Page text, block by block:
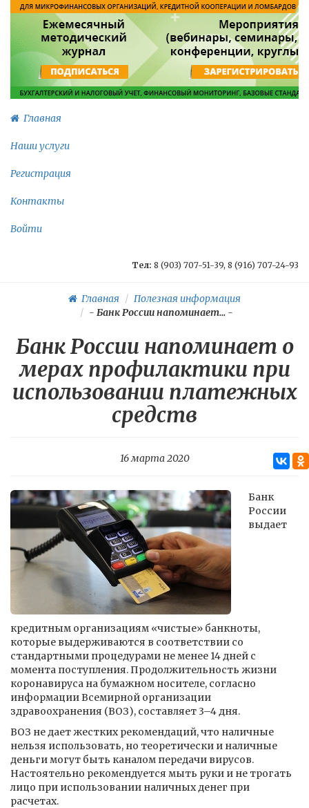
Главная
Наши услуги
Регистрация
Контакты
Войти
Тел: 8 (903) 707-51-39, 8 (916) 707-24-93
Главная
Полезная информация
- Банк России напоминает...-
Банк России напоминает о
мерах профилактики при
использовании платежных
средств
16 марта 2020
Банк
России
выдает
кредитным организациям «чистые» банкноты,
которые выдерживаются в соответствии со
стандартными процедурами не менее 14 дней с
момента поступления. Продолжительность жизни
коронавируса на бумажном носителе, согласно
информации Всемирной организации
здравоохранения (ВОЗ), составляет 3–4 дня.
ВОЗ не дает жестких рекомендаций, что наличные
нельзя использовать, но теоретически и наличные
деньги могут быть каналом передачи вирусов.
Настоятельно рекомендуется мыть руки и не трогать
лицо при использовании наличных денег при
расчетах.